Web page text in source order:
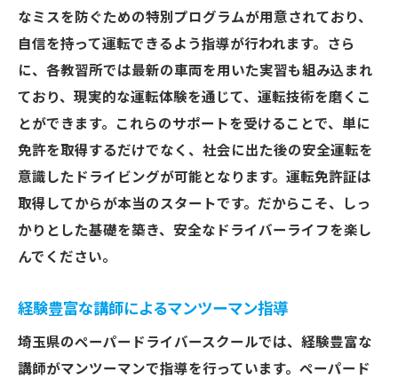
なミスを防ぐための特別プログラムが用意されており、
自信を持って運転できるよう指導が行われます。さら
に、各教習所では最新の車両を用いた実習も組み込まれ
ており、現実的な運転体験を通じて、運転技術を磨くこ
とができます。これらのサポートを受けることで、単に
免許を取得するだけでなく、社会に出た後の安全運転を
意識したドライビングが可能となります。運転免許証は
取得してからが本当のスタートです。だからこそ、しっ
かりとした基礎を築き、安全なドライバーライフを楽し
んでください。
経験豊富な講師によるマンツーマン指導
埼玉県のペーパードライバースクールでは、経験豊富な
講師がマンツーマンで指導を行っています。ペーパード